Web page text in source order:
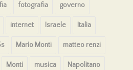
fotografia governo
internet Israele Italia
Mario Monti matteo renzi
Monti musica Napolitano